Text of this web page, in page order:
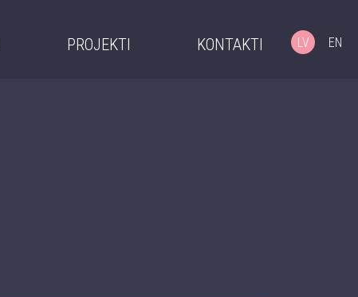
PROJEKTI KONTAKTI LV EN